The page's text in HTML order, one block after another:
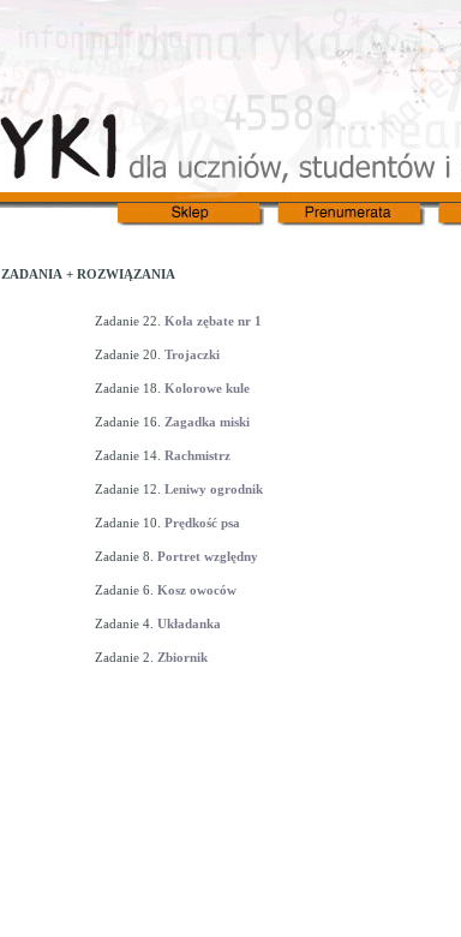
ZADANIA + ROZWIĄZANIA
Zadanie 22. Koła zębate nr 1
Zadanie 20. Trojaczki
Zadanie 18. Kolorowe kule
Zadanie 16. Zagadka miski
Zadanie 14. Rachmistrz
Zadanie 12. Leniwy ogrodnik
Zadanie 10. Prędkość psa
Zadanie 8. Portret względny
Zadanie 6. Kosz owoców
Zadanie 4. Układanka
Zadanie 2. Zbiornik